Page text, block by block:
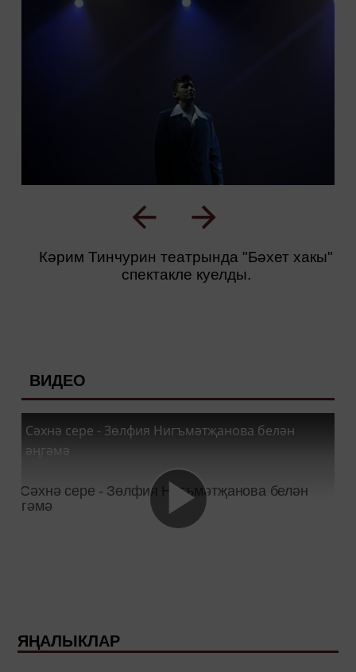
Кәрим Тинчурин театрында "Бәхет хакы"
спектакле куелды.
ВИДЕО
Сәхнә сере - Зөлфия Нигъмәтҗанова белән
әңгәмә
ЯҢАЛЫКЛАР